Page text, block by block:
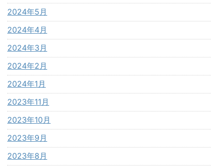
2024年5月
2024年4月
2024年3月
2024年2月
2024年1月
2023年11月
2023年10月
2023年9月
2023年8月